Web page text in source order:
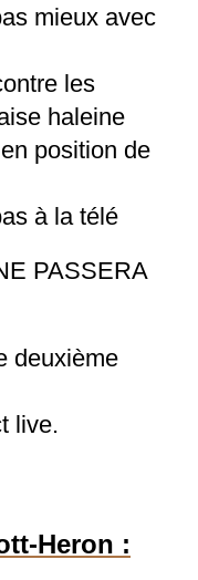
mieux avec
les
haleine
position de
à la télé
PASSERA
deuxième
live.
Heron :